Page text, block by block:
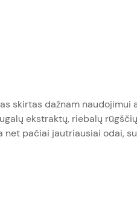
skirtas dažnam
ekstraktų, riebalų
net pačiai jautriausiai odai,